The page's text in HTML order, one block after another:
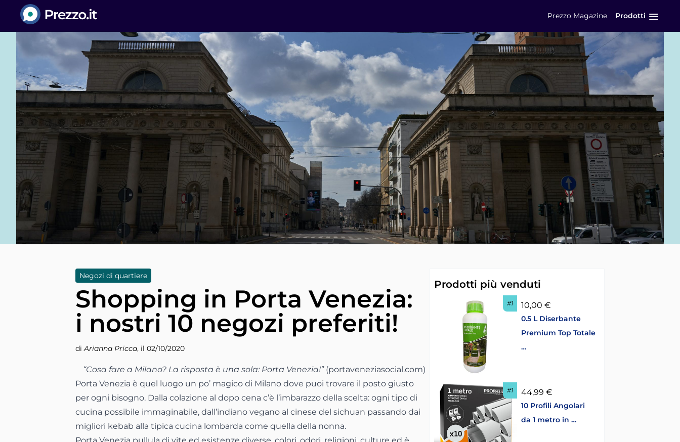
Prezzo.it
Prezzo Magazine Prodotti
Negozi di quartiere
Shopping in Porta Venezia:
i nostri 10 negozi preferiti!
diArianna Pricca, il 02/10/2020
“Cosa fare a Milano? La risposta è una sola: Porta Venezia!” (portaveneziasocial.com)
Porta Venezia è quel luogo un po’ magico di Milano dove puoi trovare il posto giusto
per ogni bisogno. Dalla colazione al dopo cena c’è l’imbarazzo della scelta: ogni tipo di
cucina possibile immaginabile, dall’indiano vegano al cinese del sichuan passando dai
migliori kebab alla tipica cucina lombarda come quella della nonna.
Prodotti più venduti
#1 10,00 €
0.5 L Diserbante
Premium Top Totale
…
#1 44,99 €
10 Profili Angolari
da 1 metro in …